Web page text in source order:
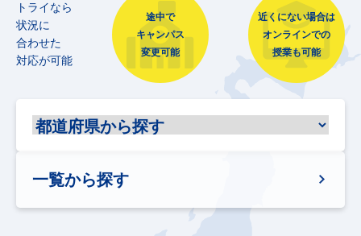
トライなら
状況に
合わせた
対応が可能
途中で
キャンパス
変更可能
近くにない場合は
オンラインでの
授業も可能
一覧から探す